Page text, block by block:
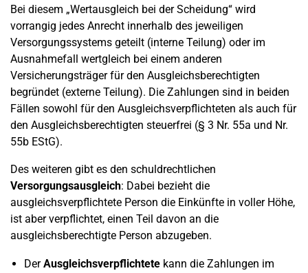
Bei diesem „Wertausgleich bei der Scheidung“ wird
vorrangig jedes Anrecht innerhalb des jeweiligen
Versorgungssystems geteilt (interne Teilung) oder im
Ausnahmefall wertgleich bei einem anderen
Versicherungsträger für den Ausgleichsberechtigten
begründet (externe Teilung). Die Zahlungen sind in beiden
Fällen sowohl für den Ausgleichsverpflichteten als auch für
den Ausgleichsberechtigten steuerfrei (§ 3 Nr. 55a und Nr.
55b EStG).
Des weiteren gibt es den schuldrechtlichen
Versorgungsausgleich: Dabei bezieht die
ausgleichsverpflichtete Person die Einkünfte in voller Höhe,
ist aber verpflichtet, einen Teil davon an die
ausgleichsberechtigte Person abzugeben.
DerAusgleichsverpflichtete kann die Zahlungen im